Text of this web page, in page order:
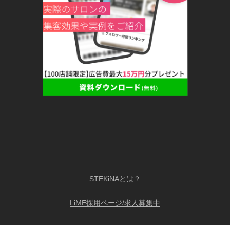
STEKiNAとは？
LiME採用ページ/求人募集中